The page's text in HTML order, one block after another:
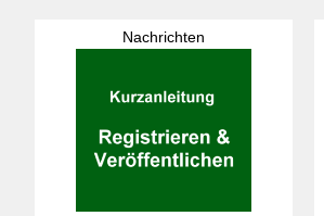
Nachrichten